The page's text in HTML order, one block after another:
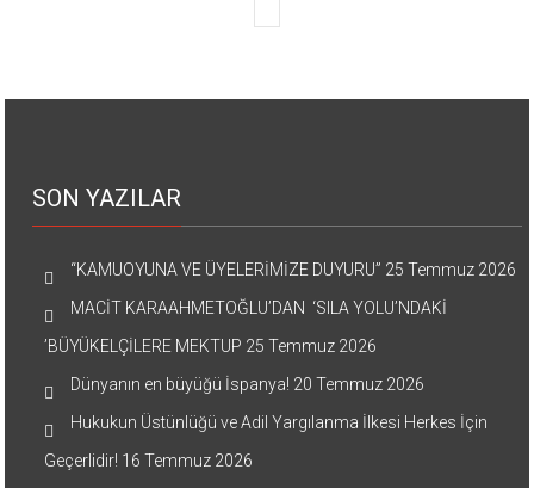
SON YAZILAR
“KAMUOYUNA VE ÜYELERİMİZE DUYURU” 25 Temmuz 2026
MACİT KARAAHMETOĞLU’DAN ‘SILA YOLU’NDAKİ
’BÜYÜKELÇİLERE MEKTUP 25 Temmuz 2026
Dünyanın en büyüğü İspanya! 20 Temmuz 2026
Hukukun Üstünlüğü ve Adil Yargılanma İlkesi Herkes İçin
Geçerlidir! 16 Temmuz 2026